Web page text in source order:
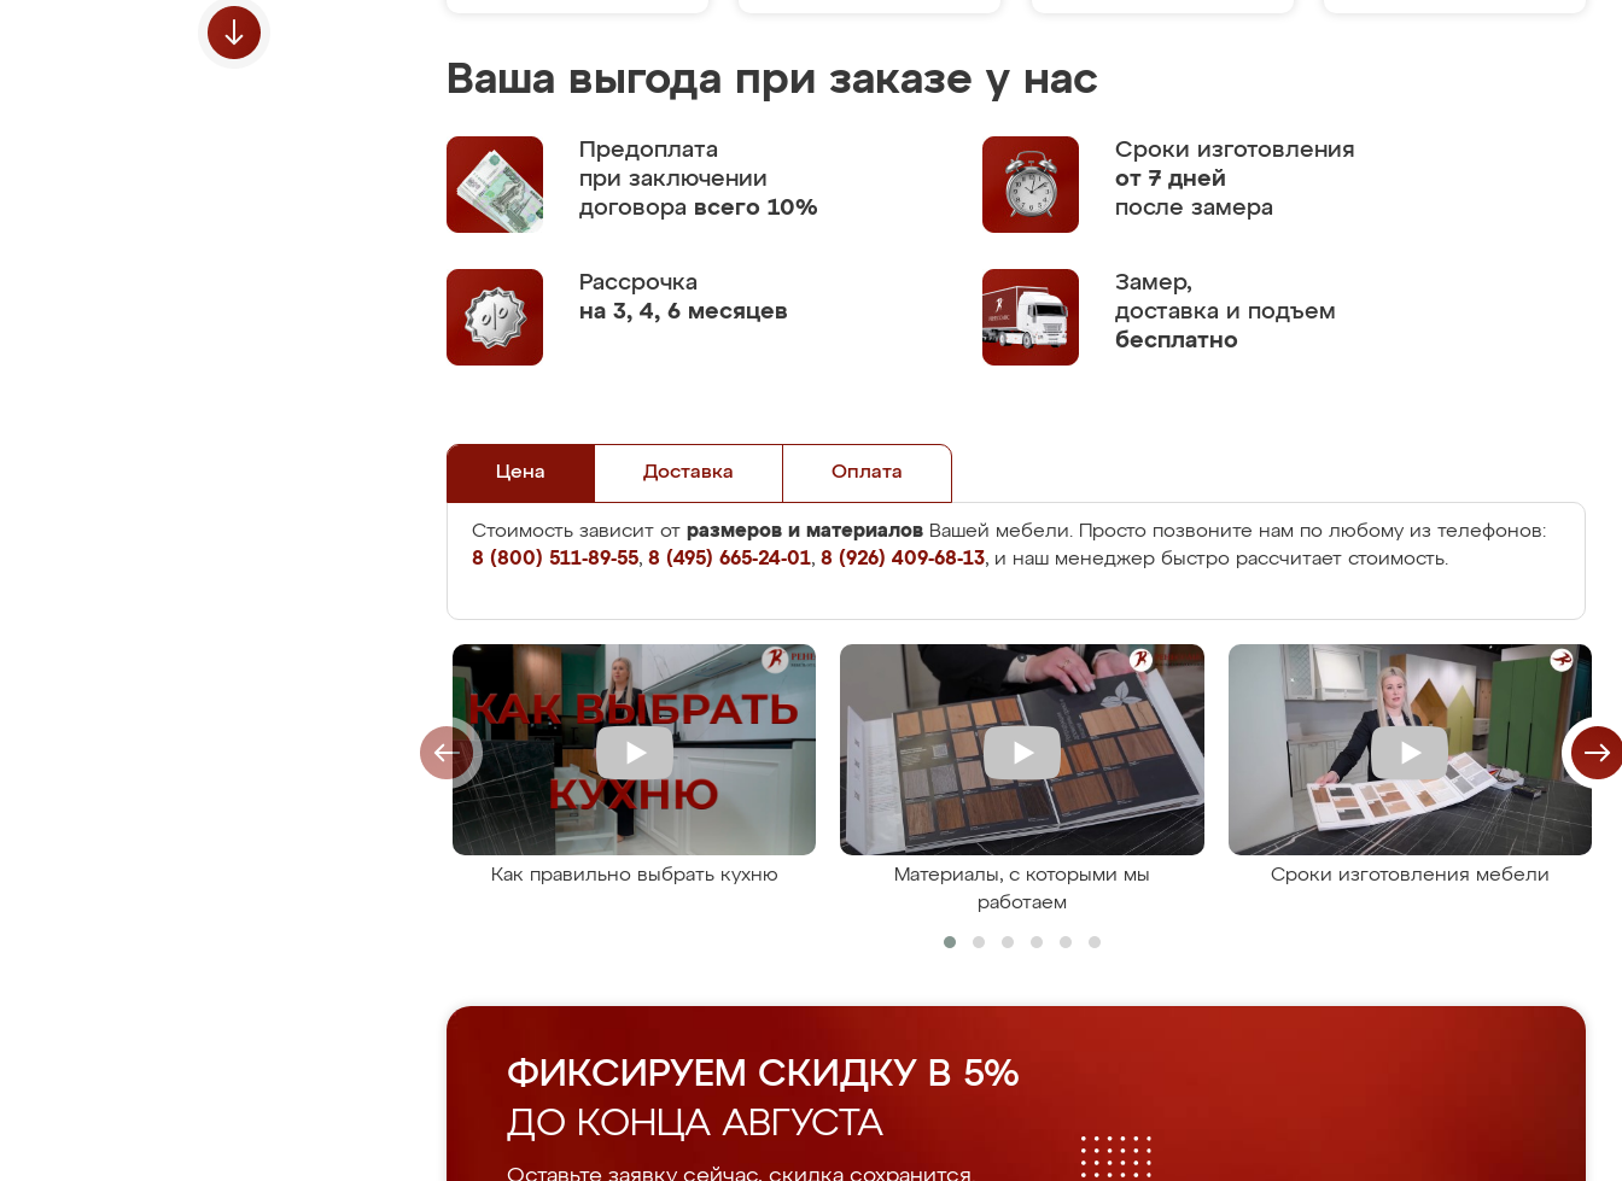
Ваша выгода при заказе у нас
Предоплата
при заключении
договора всего 10%
Сроки изготовления
от 7 дней
после замера
Рассрочка
на 3, 4, 6 месяцев
Замер,
доставка и подъем
бесплатно
Цена Доставка Оплата
Стоимость зависит от размеров и материалов Вашей мебели. Просто позвоните нам по любому из телефонов:
8 (800) 511-89-55, 8 (495) 665-24-01, 8 (926) 409-68-13, и наш менеджер быстро рассчитает стоимость.
Как правильно выбрать кухню
Материалы, с которыми мы
работаем
Сроки изготовления мебели
ФИКСИРУЕМ СКИДКУ В 5%
ДО КОНЦА АВГУСТА
Оставьте заявку сейчас, скидка сохранится.